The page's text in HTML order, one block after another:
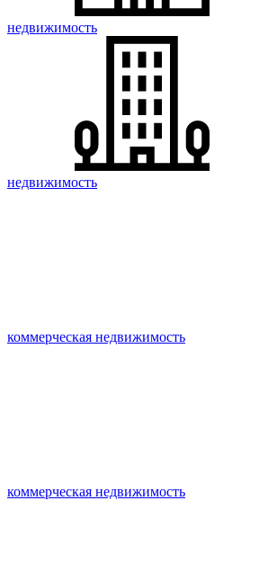
недвижимость
недвижимость
коммерческая недвижимость
коммерческая недвижимость